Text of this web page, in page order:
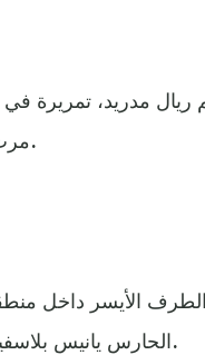
ريال مدريد، تمريرة
مرت أعلى مرمى لايبزيج في الدقيقة 25.
الأيسر داخل
الحارس يانيس بلاسفيتش تصدى لها ببراعة في الدقيقة 35.